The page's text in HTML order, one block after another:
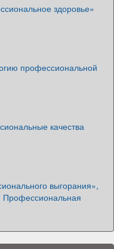
здоровье»
профессиональной
качества
выгорания»,